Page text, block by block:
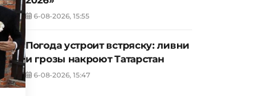
6-08-2026, 15:55
Погода устроит встряску: ливни
и грозы накроют Татарстан
6-08-2026, 15:47